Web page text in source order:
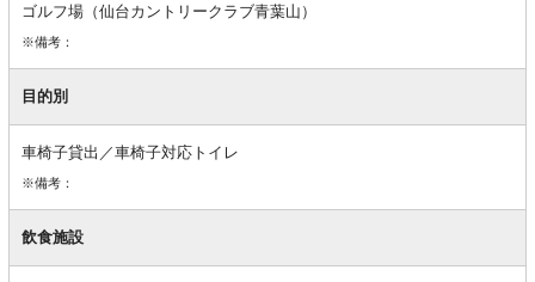
ゴルフ場（仙台カントリークラブ青葉山）
※備考：
目的別
車椅子貸出／車椅子対応トイレ
※備考：
飲食施設